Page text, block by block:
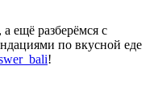
ещё разберёмся с
по вкусной еде
!